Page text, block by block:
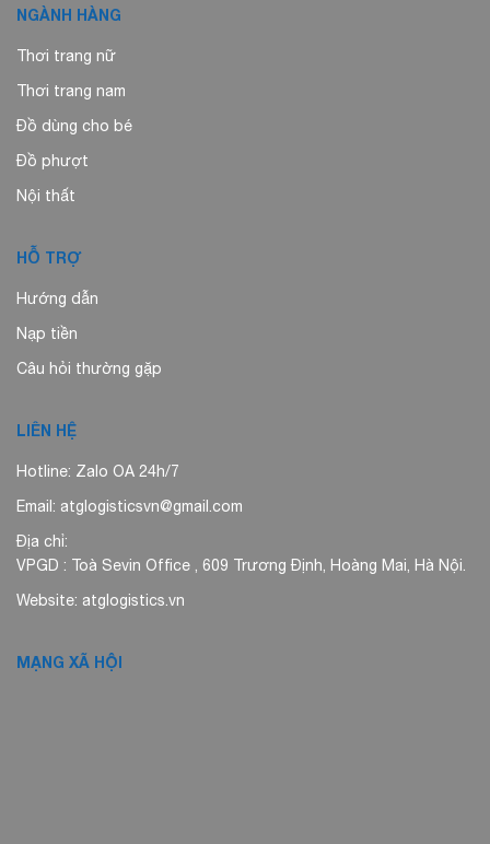
NGÀNH HÀNG
Thơi trang nữ
Thơi trang nam
Đồ dùng cho bé
Đồ phượt
Nội thất
HỖ TRỢ
Hướng dẫn
Nạp tiền
Câu hỏi thường gặp
LIÊN HỆ
Hotline: Zalo OA 24h/7
Email: atglogisticsvn@gmail.com
Địa chỉ:
VPGD : Toà Sevin Office , 609 Trương Định, Hoàng Mai, Hà Nội.
Website: atglogistics.vn
MẠNG XÃ HỘI